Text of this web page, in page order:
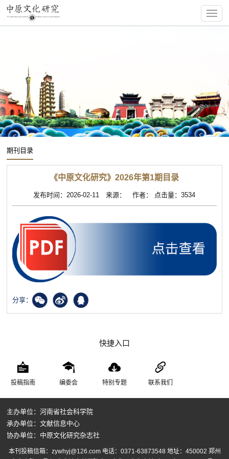
期刊目录
《中原文化研究》2026年第1期目录
发布时间：2026-02-11 来源： 作者： 点击量：3534
分享：
快捷入口
投稿指南 编委会 特别专题 联系我们
主办单位：河南省社会科学院
承办单位：文献信息中心
协办单位：中原文化研究杂志社
本刊投稿信箱：zywhyj@126.com 电话：0371-63873548 地址：450002 郑州